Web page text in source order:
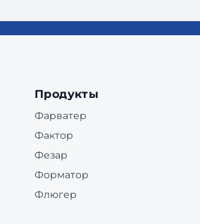
Продукты
Фарватер
Фактор
Фезар
Форматор
Флюгер